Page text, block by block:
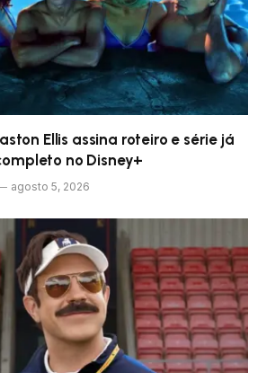
Ellis assina roteiro e série já
no Disney+
agosto 5, 2026